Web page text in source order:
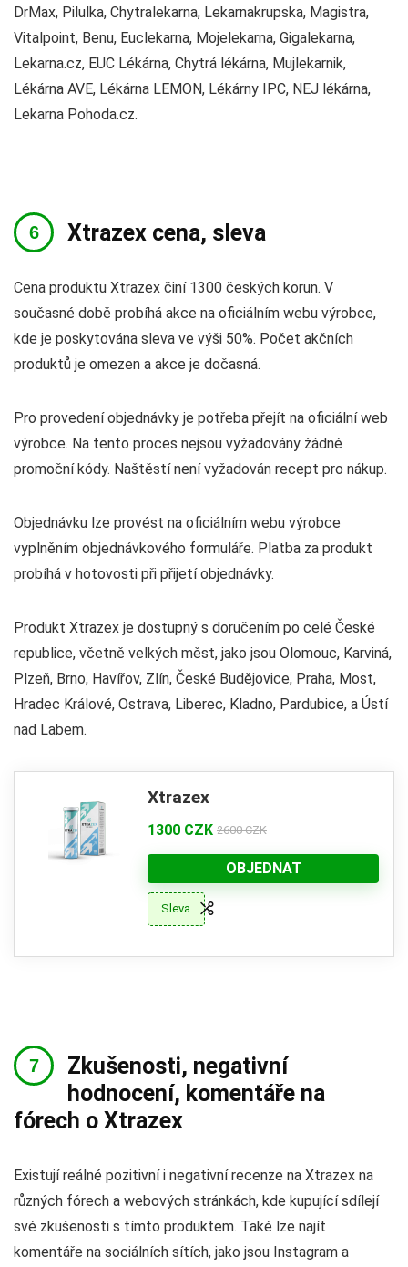
DrMax, Pilulka, Chytralekarna, Lekarnakrupska, Magistra,
Vitalpoint, Benu, Euclekarna, Mojelekarna, Gigalekarna,
Lekarna.cz, EUC Lékárna, Chytrá lékárna, Mujlekarnik,
Lékárna AVE, Lékárna LEMON, Lékárny IPC, NEJ lékárna,
Lekarna Pohoda.cz.
Xtrazex cena, sleva
Cena produktu Xtrazex činí 1300 českých korun. V
současné době probíhá akce na oficiálním webu výrobce,
kde je poskytována sleva ve výši 50%. Počet akčních
produktů je omezen a akce je dočasná.
Pro provedení objednávky je potřeba přejít na oficiální web
výrobce. Na tento proces nejsou vyžadovány žádné
promoční kódy. Naštěstí není vyžadován recept pro nákup.
Objednávku lze provést na oficiálním webu výrobce
vyplněním objednávkového formuláře. Platba za produkt
probíhá v hotovosti při přijetí objednávky.
Produkt Xtrazex je dostupný s doručením po celé České
republice, včetně velkých měst, jako jsou Olomouc, Karviná,
Plzeň, Brno, Havířov, Zlín, České Budějovice, Praha, Most,
Hradec Králové, Ostrava, Liberec, Kladno, Pardubice, a Ústí
nad Labem.
Xtrazex
1300 CZK 2600 CZK
OBJEDNAT
Sleva
Zkušenosti, negativní
hodnocení, komentáře na
fórech o Xtrazex
Existují reálné pozitivní i negativní recenze na Xtrazex na
různých fórech a webových stránkách, kde kupující sdílejí
své zkušenosti s tímto produktem. Také lze najít
komentáře na sociálních sítích, jako jsou Instagram a